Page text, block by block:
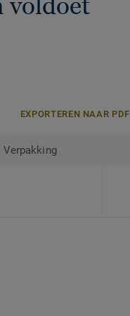
voldoet
EXPORTEREN NAAR PDF
Verpakking